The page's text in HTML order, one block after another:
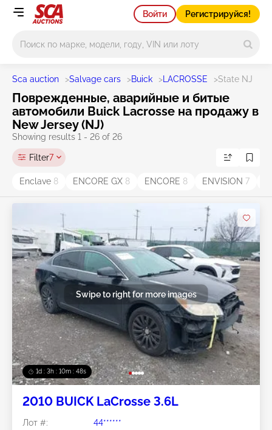
Войти Регистрируйся!
Sca auction >Salvage cars >Buick > LACROSSE >State NJ
Поврежденные, аварийные и битые
автомобили Buick Lacrosse на продажу в
New Jersey (NJ)
Showing results 1 - 26 of 26
Filter7
Enclave 8 ENCORE GX 8 ENCORE 8 ENVISION 7
1d : 3h : 10m : 45s
Swipe to right for more images
2010 BUICK LaCrosse 3.6L
Лот #:
44******